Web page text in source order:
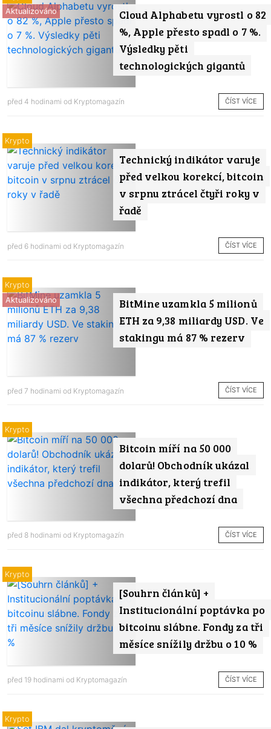
Cloud Alphabetu vyrostl o 82
%, Apple přesto spadl o 7 %.
Výsledky pěti
technologických gigantů
Aktualizováno
před 4 hodinami od Kryptomagazín ČÍST VÍCE
Technický indikátor varuje
před velkou korekcí, bitcoin
v srpnu ztrácel čtyři roky v
řadě
Krypto
před 6 hodinami od Kryptomagazín ČÍST VÍCE
BitMine uzamkla 5 milionů
ETH za 9,38 miliardy USD. Ve
stakingu má 87 % rezerv
Aktualizováno
Krypto
před 7 hodinami od Kryptomagazín ČÍST VÍCE
Bitcoin míří na 50 000
dolarů! Obchodník ukázal
indikátor, který trefil
všechna předchozí dna
Krypto
před 8 hodinami od Kryptomagazín ČÍST VÍCE
[Souhrn článků] +
Institucionální poptávka po
bitcoinu slábne. Fondy za tři
měsíce snížily držbu o 10 %
Krypto
před 19 hodinami od Kryptomagazín ČÍST VÍCE
Krypto